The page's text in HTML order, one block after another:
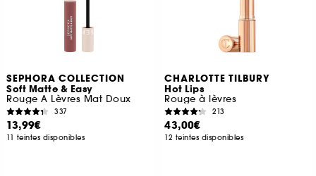
SEPHORA COLLECTION
Soft Matte & Easy
Rouge A Lèvres Mat Doux
337
13,99€
11 teintes disponibles
CHARLOTTE TILBURY
Hot Lips
Rouge à lèvres
213
43,00€
12 teintes disponibles